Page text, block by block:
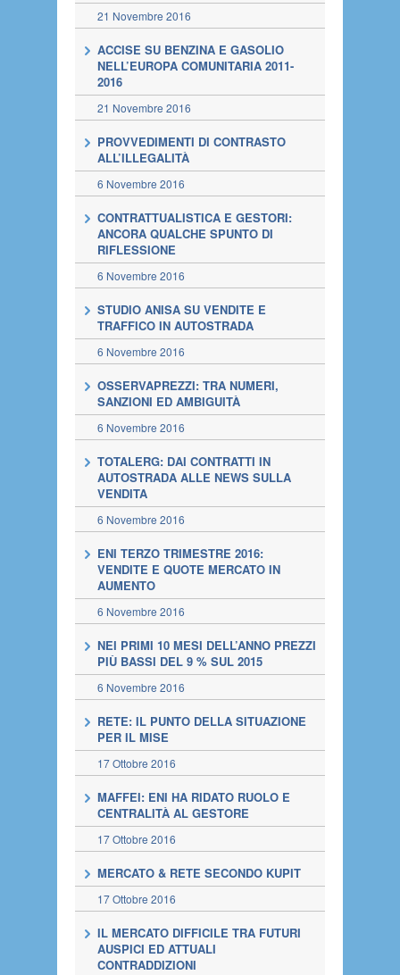
21 Novembre 2016
ACCISE SU BENZINA E GASOLIO
NELL’EUROPA COMUNITARIA 2011-
2016
21 Novembre 2016
PROVVEDIMENTI DI CONTRASTO
ALL’ILLEGALITÀ
6 Novembre 2016
CONTRATTUALISTICA E GESTORI:
ANCORA QUALCHE SPUNTO DI
RIFLESSIONE
6 Novembre 2016
STUDIO ANISA SU VENDITE E
TRAFFICO IN AUTOSTRADA
6 Novembre 2016
OSSERVAPREZZI: TRA NUMERI,
SANZIONI ED AMBIGUITÀ
6 Novembre 2016
TOTALERG: DAI CONTRATTI IN
AUTOSTRADA ALLE NEWS SULLA
VENDITA
6 Novembre 2016
ENI TERZO TRIMESTRE 2016:
VENDITE E QUOTE MERCATO IN
AUMENTO
6 Novembre 2016
NEI PRIMI 10 MESI DELL’ANNO PREZZI
PIÙ BASSI DEL 9 % SUL 2015
6 Novembre 2016
RETE: IL PUNTO DELLA SITUAZIONE
PER IL MISE
17 Ottobre 2016
MAFFEI: ENI HA RIDATO RUOLO E
CENTRALITÀ AL GESTORE
17 Ottobre 2016
MERCATO & RETE SECONDO KUPIT
17 Ottobre 2016
IL MERCATO DIFFICILE TRA FUTURI
AUSPICI ED ATTUALI
CONTRADDIZIONI